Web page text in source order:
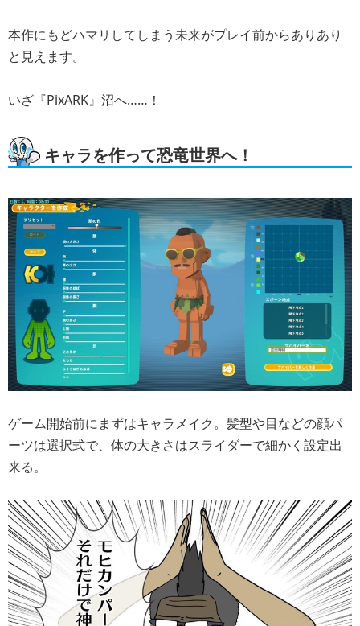
本作にもどハマリしてしまう未来がプレイ前からありあり
と見えます。
いざ『PixARK』沼へ……！
キャラを作って恐竜世界へ！
ゲーム開始前にまずはキャラメイク。髪型や目などの顔パ
ーツは選択式で、体の大きさはスライダーで細かく設定出
来る。